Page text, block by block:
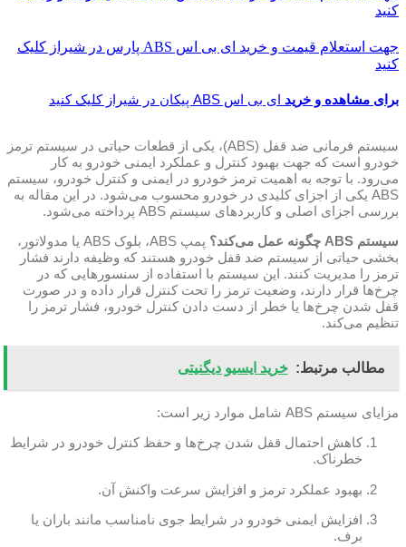
کنید
جهت استعلام قیمت و خرید ای بی اس ABS پارس در شیراز کلیک
کنید
برای مشاهده و خرید ای بی اس ABS پیکان در شیراز کلیک کنید
سیستم فرمانی ضد قفل (ABS)، یکی از قطعات حیاتی در سیستم ترمز
خودرو است که جهت بهبود کنترل و عملکرد ایمنی خودرو به کار
می‌رود. با توجه به اهمیت ترمز خودرو در ایمنی و کنترل خودرو، سیستم
ABS یکی از اجزای کلیدی در خودرو محسوب می‌شود. در این مقاله به
بررسی اجزای اصلی و کاربردهای سیستم ABS پرداخته می‌شود.
سیستم ABS چگونه عمل می‌کند؟
پمپ ABS، بلوک ABS یا مدولاتور،
بخشی حیاتی از سیستم ضد قفل خودرو هستند که وظیفه دارند فشار
ترمز را مدیریت کنند. این سیستم با استفاده از سنسورهایی که در
چرخ‌ها قرار دارند، وضعیت ترمز را تحت کنترل قرار داده و در صورت
قفل شدن چرخ‌ها یا خطر از دست دادن کنترل خودرو، فشار ترمز را
تنظیم می‌کند.
مطالب مرتبط: خرید ایسیو دیگنیتی
مزایای سیستم ABS شامل موارد زیر است:
کاهش احتمال قفل شدن چرخ‌ها و حفظ کنترل خودرو در شرایط
خطرناک.
بهبود عملکرد ترمز و افزایش سرعت واکنش آن.
افزایش ایمنی خودرو در شرایط جوی نامناسب مانند باران یا
برف.